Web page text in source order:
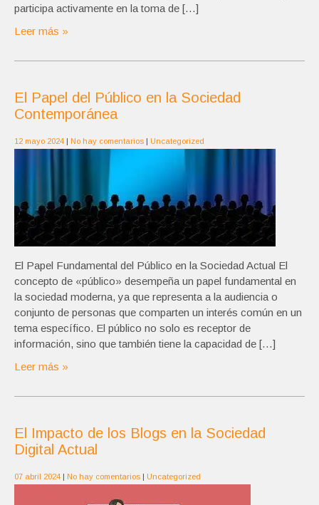
participa activamente en la toma de […]
Leer más »
El Papel del Público en la Sociedad
Contemporánea
12 mayo 2024 | No hay comentarios | Uncategorized
El Papel Fundamental del Público en la Sociedad Actual El
concepto de «público» desempeña un papel fundamental en
la sociedad moderna, ya que representa a la audiencia o
conjunto de personas que comparten un interés común en un
tema específico. El público no solo es receptor de
información, sino que también tiene la capacidad de […]
Leer más »
El Impacto de los Blogs en la Sociedad
Digital Actual
07 abril 2024 | No hay comentarios | Uncategorized